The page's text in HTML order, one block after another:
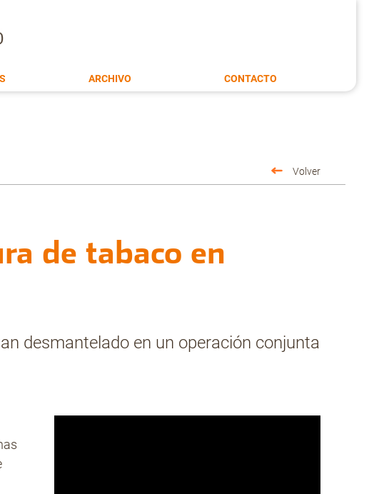
ARCHIVO CONTACTO
Volver
de tabaco en
desmantelado en un operación conjunta